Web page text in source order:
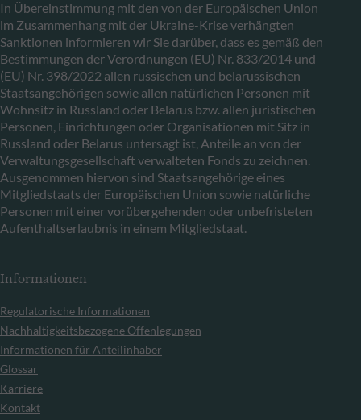
In Übereinstimmung mit den von der Europäischen Union
im Zusammenhang mit der Ukraine-Krise verhängten
Sanktionen informieren wir Sie darüber, dass es gemäß den
Bestimmungen der Verordnungen (EU) Nr. 833/2014 und
(EU) Nr. 398/2022 allen russischen und belarussischen
Staatsangehörigen sowie allen natürlichen Personen mit
Wohnsitz in Russland oder Belarus bzw. allen juristischen
Personen, Einrichtungen oder Organisationen mit Sitz in
Russland oder Belarus untersagt ist, Anteile an von der
Verwaltungsgesellschaft verwalteten Fonds zu zeichnen.
Ausgenommen hiervon sind Staatsangehörige eines
Mitgliedstaats der Europäischen Union sowie natürliche
Personen mit einer vorübergehenden oder unbefristeten
Aufenthaltserlaubnis in einem Mitgliedstaat.
Informationen
Regulatorische Informationen
Nachhaltigkeitsbezogene Offenlegungen
Informationen für Anteilinhaber
Glossar
Karriere
Kontakt